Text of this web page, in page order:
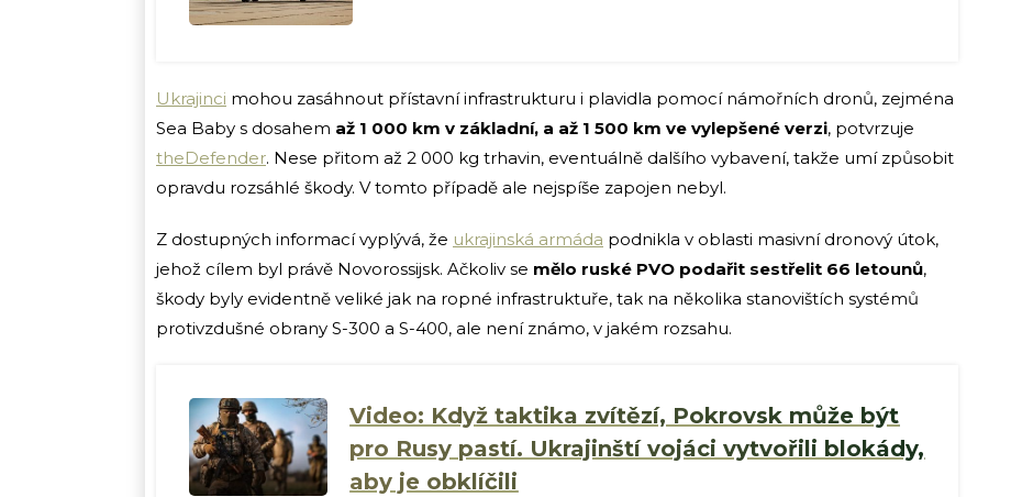
Ukrajinci mohou zasáhnout přístavní infrastrukturu i plavidla pomocí námořních dronů, zejména
Sea Baby s dosahem až 1 000 km v základní, a až 1 500 km ve vylepšené verzi, potvrzuje
theDefender. Nese přitom až 2 000 kg trhavin, eventuálně dalšího vybavení, takže umí způsobit
opravdu rozsáhlé škody. V tomto případě ale nejspíše zapojen nebyl.
Z dostupných informací vyplývá, že ukrajinská armáda podnikla v oblasti masivní dronový útok,
jehož cílem byl právě Novorossijsk. Ačkoliv se mělo ruské PVO podařit sestřelit 66 letounů,
škody byly evidentně veliké jak na ropné infrastruktuře, tak na několika stanovištích systémů
protivzdušné obrany S-300 a S-400, ale není známo, v jakém rozsahu.
Video: Když taktika zvítězí, Pokrovsk může být
pro Rusy pastí. Ukrajinští vojáci vytvořili blokády,
aby je obklíčili